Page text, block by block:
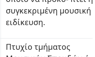
συγκεκριμένη μουσική
ειδίκευση.
Πτυχίο τμήματος